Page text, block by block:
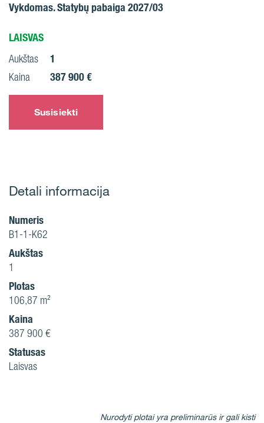
Vykdomas. Statybų pabaiga 2027/03
LAISVAS
Aukštas 1
Kaina 387 900 €
Susisiekti
Detali informacija
Numeris
B1-1-K62
Aukštas
1
Plotas
106,87 m²
Kaina
387 900 €
Statusas
Laisvas
Nurodyti plotai yra preliminarūs ir gali kisti